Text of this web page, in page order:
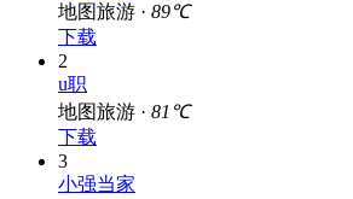
地图旅游 · 89℃
下载
2
u职
地图旅游 · 81℃
下载
3
小强当家